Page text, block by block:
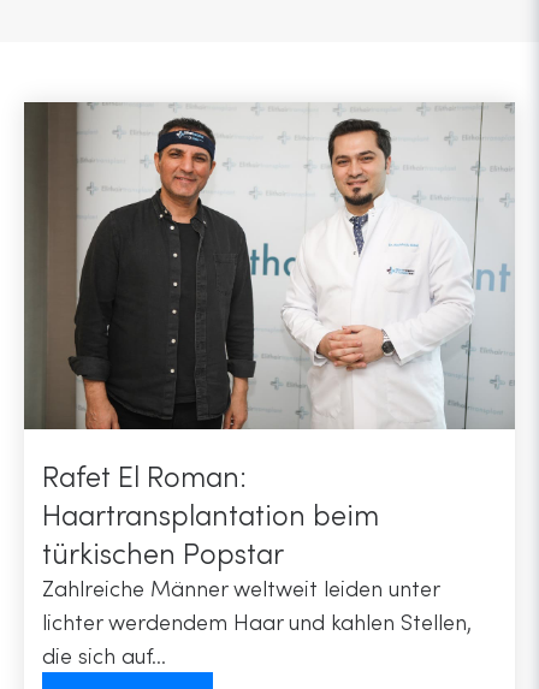
Rafet El Roman:
Haartransplantation beim
türkischen Popstar
Zahlreiche Männer weltweit leiden unter
lichter werdendem Haar und kahlen Stellen,
die sich auf...